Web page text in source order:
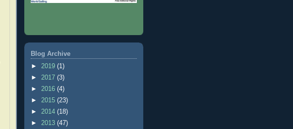
Blog Archive
► 2019 (1)
► 2017 (3)
► 2016 (4)
► 2015 (23)
► 2014 (18)
► 2013 (47)